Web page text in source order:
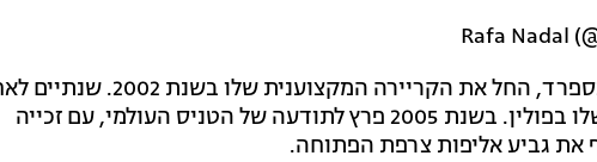
נדאל בן ה-38, יליד העיר מיורקה שבספרד, החל את הקריירה המקצוענית שלו
מכן זכה בטרניר המקצועני הראשון שלו בפולין. בשנת 2005 פרץ לתודעה של הטניס העולמי, עם זכייה
את גביע אליפות צרפת הפתוחה.